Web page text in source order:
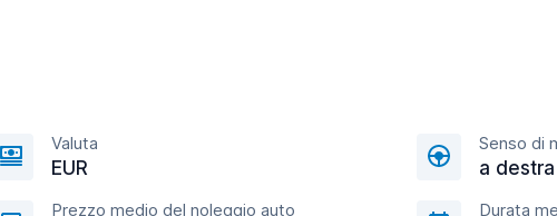
Valuta
EUR
Senso di
a destra
Prezzo medio del noleggio auto Durata